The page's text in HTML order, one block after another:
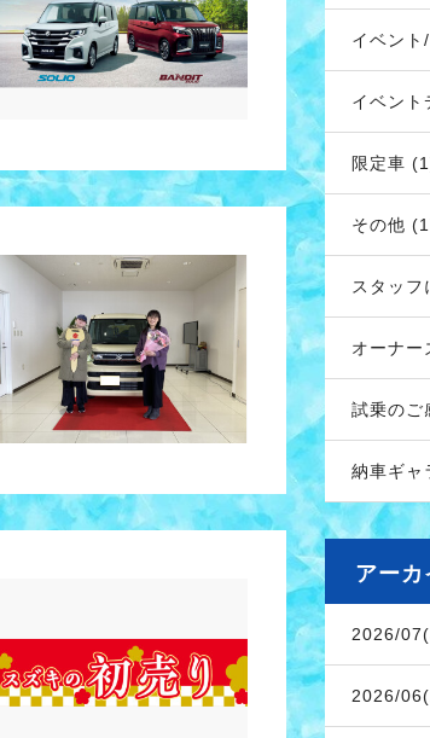
イベン
イベント
限定車
その他
スタッ
オーナー
試乗のご
納車ギャ
アーカ
2026/
2026/